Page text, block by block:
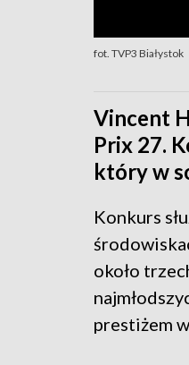
fot. TVP3 Białystok
Vincent
Prix 27.
który w
Konkurs
około
prestiżem